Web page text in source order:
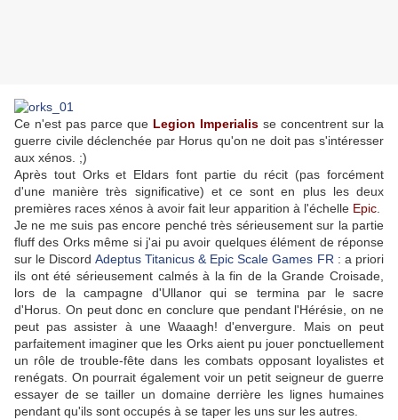
Ce n'est pas parce que Legion Imperialis se concentrent sur la
guerre civile déclenchée par Horus qu'on ne doit pas s'intéresser
aux xénos. ;)
Après tout Orks et Eldars font partie du récit (pas forcément
d'une manière très significative) et ce sont en plus les deux
premières races xénos à avoir fait leur apparition à l'échelle Epic
Je ne me suis pas encore penché très sérieusement sur la partie
fluff des Orks même si j'ai pu avoir quelques élément de réponse
sur le Discord Adeptus Titanicus & Epic Scale Games FR : a priori
ils ont été sérieusement calmés à la fin de la Grande Croisade,
lors de la campagne d'Ullanor qui se termina par le sacre
d'Horus. On peut donc en conclure que pendant l'Hérésie, on ne
peut pas assister à une Waaagh! d'envergure. Mais on peut
parfaitement imaginer que les Orks aient pu jouer ponctuellement
un rôle de trouble-fête dans les combats opposant loyalistes et
renégats. On pourrait également voir un petit seigneur de guerre
essayer de se tailler un domaine derrière les lignes humaines
pendant qu'ils sont occupés à se taper les uns sur les autres.